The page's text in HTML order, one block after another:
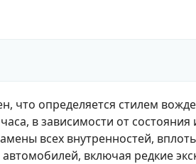
что определяется стилем
в зависимости от
всех внутренностей,
включая редкие